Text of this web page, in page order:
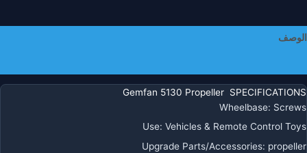
ذاتية
الصنع
الوصف
Gemfan 5130 Propeller SPECIFICATIONS
Wheelbase: Screws
Use: Vehicles & Remote Control Toys
Upgrade Parts/Accessories: propeller